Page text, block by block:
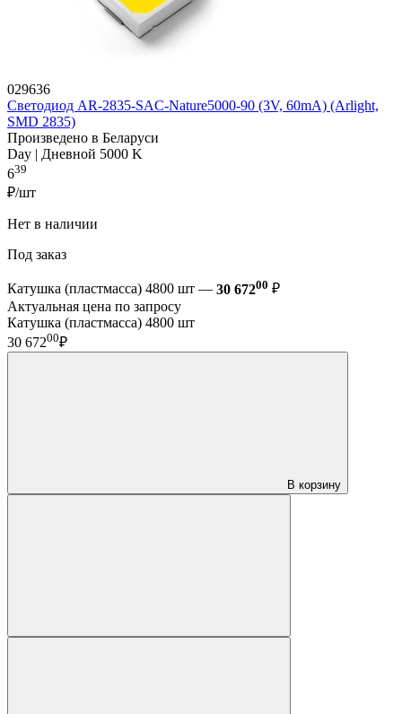
029636
Светодиод AR-2835-SAC-Nature5000-90 (3V, 60mA) (Arlight,
SMD 2835)
Произведено в Беларуси
Day | Дневной 5000 K
639
₽/шт
Нет в наличии
Под заказ
Катушка (пластмасса) 4800 шт — 30 67200 ₽
Актуальная цена по запросу
Катушка (пластмасса) 4800 шт
30 67200₽
В корзину